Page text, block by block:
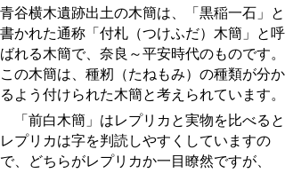
青谷横木遺跡出土の木簡は、「黒稲一石」と
書かれた通称「付札（つけふだ）木簡」と呼
ばれる木簡で、奈良～平安時代のものです。
この木簡は、種籾（たねもみ）の種類が分か
るよう付けられた木簡と考えられています。
「前白木簡」はレプリカと実物を比べると
レプリカは字を判読しやすくしていますの
で、どちらがレプリカか一目瞭然ですが、